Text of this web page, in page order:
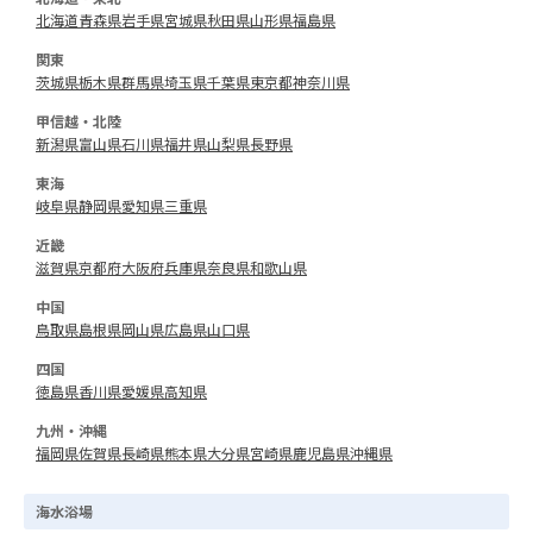
北海道青森県岩手県宮城県秋田県山形県福島県
関東
茨城県栃木県群馬県埼玉県千葉県東京都神奈川県
甲信越・北陸
新潟県富山県石川県福井県山梨県長野県
東海
岐阜県静岡県愛知県三重県
近畿
滋賀県京都府大阪府兵庫県奈良県和歌山県
中国
鳥取県島根県岡山県広島県山口県
四国
徳島県香川県愛媛県高知県
九州・沖縄
福岡県佐賀県長崎県熊本県大分県宮崎県鹿児島県沖縄県
海水浴場